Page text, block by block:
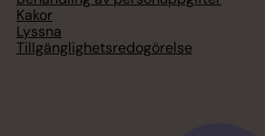
Kakor
Lyssna
Tillgänglighetsredogörelse